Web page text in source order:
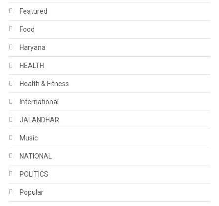
Featured
Food
Haryana
HEALTH
Health & Fitness
International
JALANDHAR
Music
NATIONAL
POLITICS
Popular